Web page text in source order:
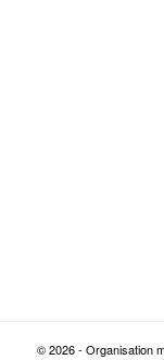
© 2026 - Organisation